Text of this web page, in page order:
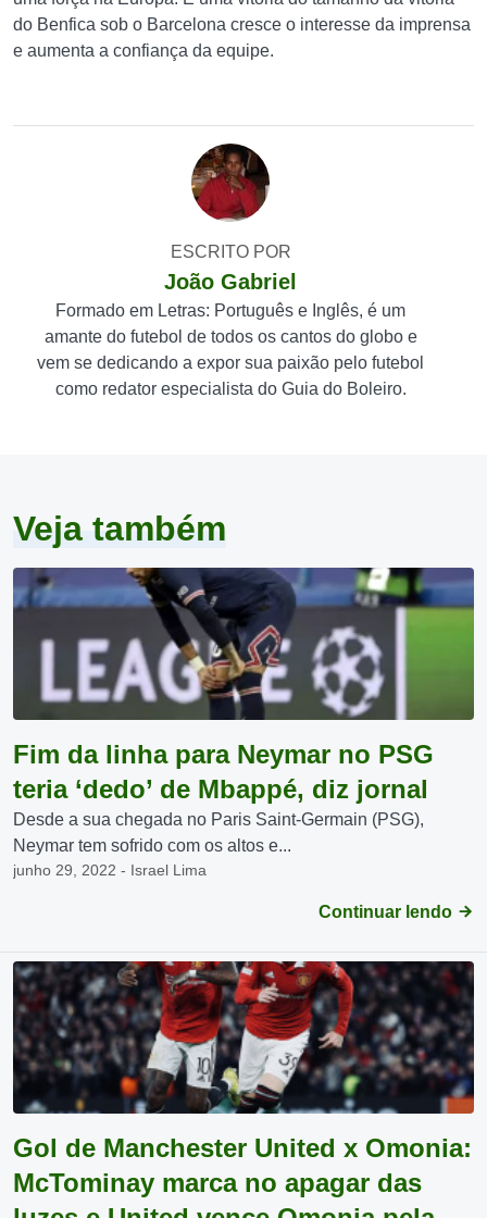
do Benfica sob o Barcelona cresce o interesse da imprensa
e aumenta a confiança da equipe.
ESCRITO POR
João Gabriel
Formado em Letras: Português e Inglês, é um
amante do futebol de todos os cantos do globo e
vem se dedicando a expor sua paixão pelo futebol
como redator especialista do Guia do Boleiro.
Veja também
Fim da linha para Neymar no PSG
teria ‘dedo’ de Mbappé, diz jornal
Desde a sua chegada no Paris Saint-Germain (PSG),
Neymar tem sofrido com os altos e...
junho 29, 2022 - Israel Lima
Continuar lendo
Gol de Manchester United x Omonia:
McTominay marca no apagar das